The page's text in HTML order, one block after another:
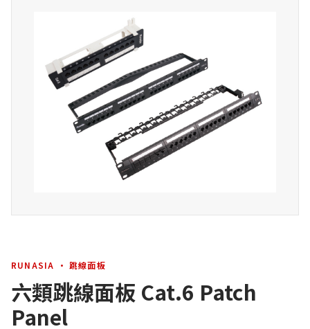
RUNASIA · 跳線面板
六類跳線面板 Cat.6 Patch
Panel